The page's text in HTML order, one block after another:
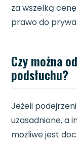
za wszelką
prawo do
Czy można
podsłuchu?
Jeżeli
uzasadnione, a
możliwe jest